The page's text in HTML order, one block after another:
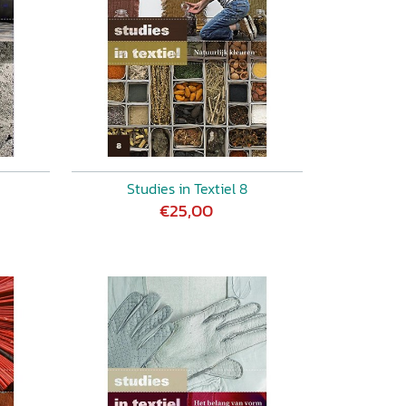
Studies in Textiel 8
€25,00